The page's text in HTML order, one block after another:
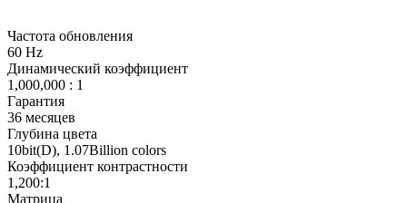
Частота обновления
60 Hz
Динамический коэффициент
1,000,000 : 1
Гарантия
36 месяцев
Глубина цвета
10bit(D), 1.07Billion colors
Коэффициент контрастности
1,200:1
Матрица